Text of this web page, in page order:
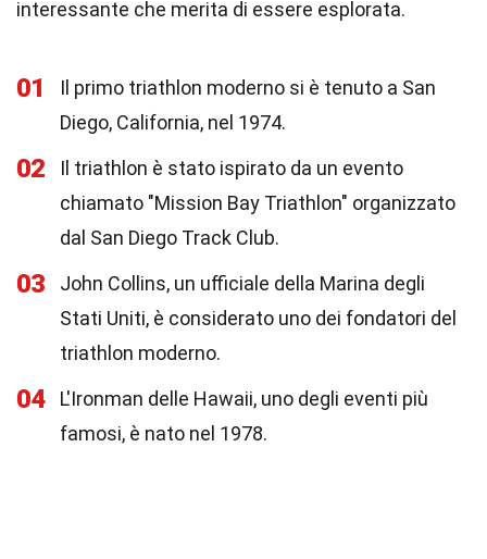
interessante che merita di essere esplorata.
01
Il primo triathlon moderno si è tenuto a San
Diego, California, nel 1974.
02
Il triathlon è stato ispirato da un evento
chiamato "Mission Bay Triathlon" organizzato
dal San Diego Track Club.
03
John Collins, un ufficiale della Marina degli
Stati Uniti, è considerato uno dei fondatori del
triathlon moderno.
04
L'Ironman delle Hawaii, uno degli eventi più
famosi, è nato nel 1978.